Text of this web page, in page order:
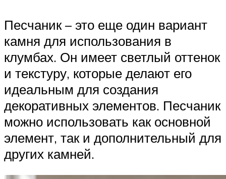
Песчаник – это еще один вариант
камня для использования в
клумбах. Он имеет светлый оттенок
и текстуру, которые делают его
идеальным для создания
декоративных элементов. Песчаник
можно использовать как основной
элемент, так и дополнительный для
других камней.